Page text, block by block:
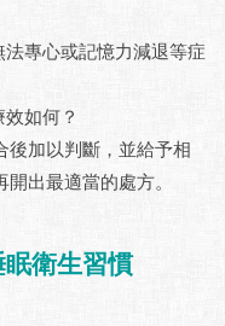
專心或記憶力減退等症
如何？
後加以判斷，並給予相
出最適當的處方。
衛生習慣